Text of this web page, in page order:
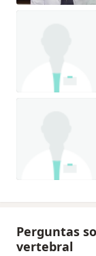
Perguntas
vertebral